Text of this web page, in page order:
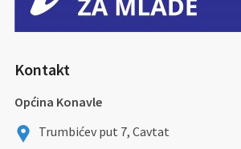
Kontakt
Općina Konavle
Trumbićev put 7, Cavtat